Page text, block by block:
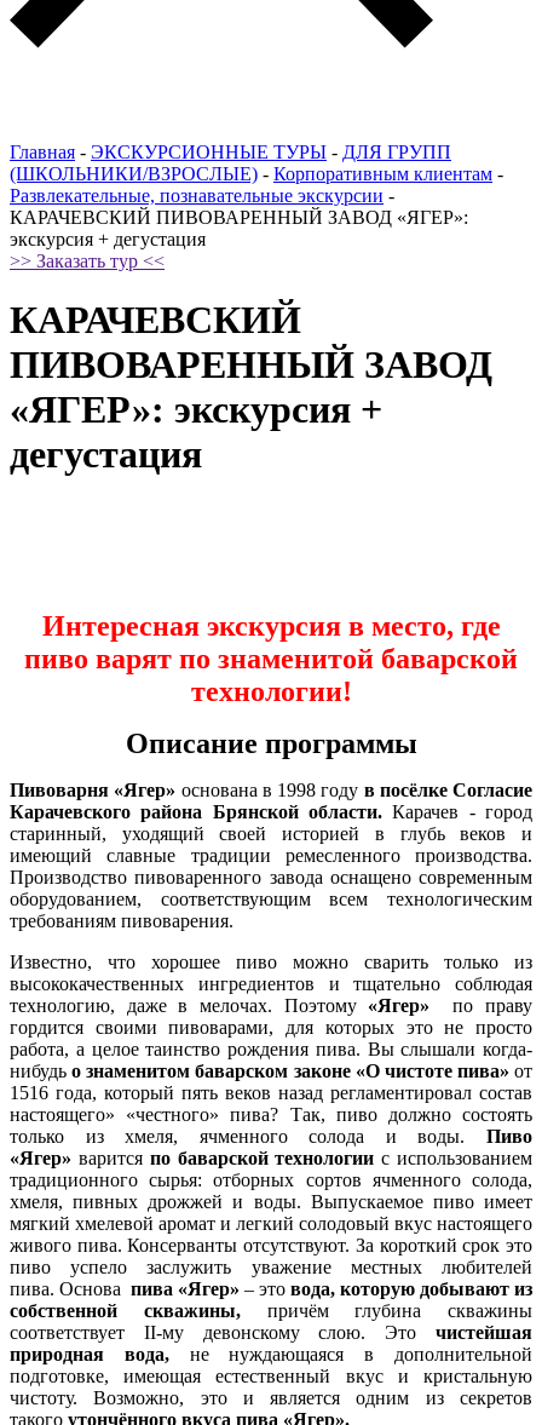
Главная - ЭКСКУРСИОННЫЕ ТУРЫ - ДЛЯ ГРУПП
(ШКОЛЬНИКИ/ВЗРОСЛЫЕ) - Корпоративным клиентам -
Развлекательные, познавательные экскурсии -
КАРАЧЕВСКИЙ ПИВОВАРЕННЫЙ ЗАВОД «ЯГЕР»:
экскурсия + дегустация
>> Заказать тур <<
КАРАЧЕВСКИЙ
ПИВОВАРЕННЫЙ ЗАВОД
«ЯГЕР»: экскурсия +
дегустация
Интересная экскурсия в место, где
пиво варят по знаменитой баварской
технологии!
Описание программы
Пивоварня «Ягер» основана в 1998 году в посёлке Согласие
Карачевского района Брянской области.Карачев - город
старинный, уходящий своей историей в глубь веков и
имеющий славные традиции ремесленного производства.
Производство пивоваренного завода оснащено современным
оборудованием, соответствующим всем технологическим
требованиям пивоварения.
Известно, что хорошее пиво можно сварить только из
высококачественных ингредиентов и тщательно соблюдая
технологию, даже в мелочах. Поэтому «Ягер» по праву
гордится своими пивоварами, для которых это не просто
работа, а целое таинство рождения пива. Вы слышали когда-
нибудь о знаменитом баварском законе «О чистоте пива» от
1516 года, который пять веков назад регламентировал состав
настоящего» «честного» пива? Так, пиво должно состоять
только из хмеля, ячменного солода и воды. Пиво
«Ягер» варится по баварской технологии с использованием
традиционного сырья: отборных сортов ячменного солода,
хмеля, пивных дрожжей и воды. Выпускаемое пиво имеет
мягкий хмелевой аромат и легкий солодовый вкус настоящего
живого пива. Консерванты отсутствуют. За короткий срок это
пиво успело заслужить уважение местных любителей
пива. Основа пива «Ягер» – это вода, которую добывают из
собственной скважины,причём глубина скважины
соответствует II-му девонскому слою. Это чистейшая
природная вода,не нуждающаяся в дополнительной
подготовке, имеющая естественный вкус и кристальную
чистоту. Возможно, это и является одним из секретов
такого утончённого вкуса пива «Ягер».